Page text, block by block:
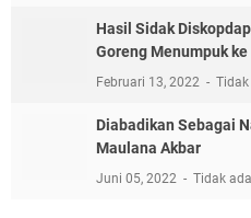
Jalan Lingkar Timur
10 Rekomendasi Mie
Dijamin Nagih!
September 02, 2021